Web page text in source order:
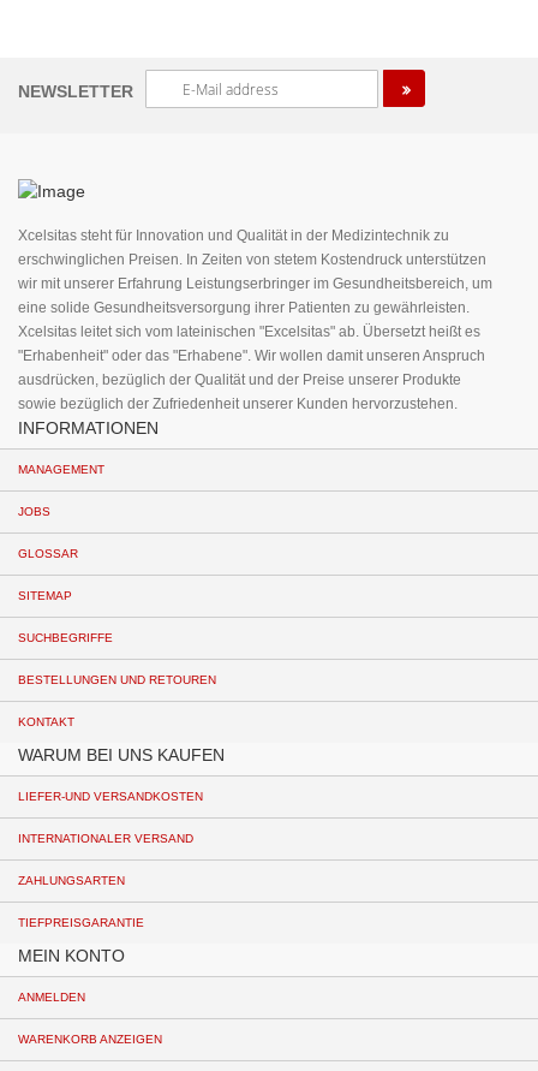
NEWSLETTER
Melden
Sie
Xcelsitas steht für Innovation und Qualität in der Medizintechnik zu
erschwinglichen Preisen. In Zeiten von stetem Kostendruck unterstützen
wir mit unserer Erfahrung Leistungserbringer im Gesundheitsbereich, um
eine solide Gesundheitsversorgung ihrer Patienten zu gewährleisten.
Xcelsitas leitet sich vom lateinischen "Excelsitas" ab. Übersetzt heißt es
"Erhabenheit" oder das "Erhabene". Wir wollen damit unseren Anspruch
ausdrücken, bezüglich der Qualität und der Preise unserer Produkte
sowie bezüglich der Zufriedenheit unserer Kunden hervorzustehen.
INFORMATIONEN
MANAGEMENT
JOBS
GLOSSAR
SITEMAP
SUCHBEGRIFFE
BESTELLUNGEN UND RETOUREN
KONTAKT
WARUM BEI UNS KAUFEN
LIEFER-UND VERSANDKOSTEN
INTERNATIONALER VERSAND
ZAHLUNGSARTEN
TIEFPREISGARANTIE
MEIN KONTO
ANMELDEN
WARENKORB ANZEIGEN